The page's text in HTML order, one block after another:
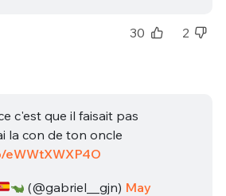
30 2
c'est que il faisait pas
la con de ton oncle
(@gabriel__gjn) May